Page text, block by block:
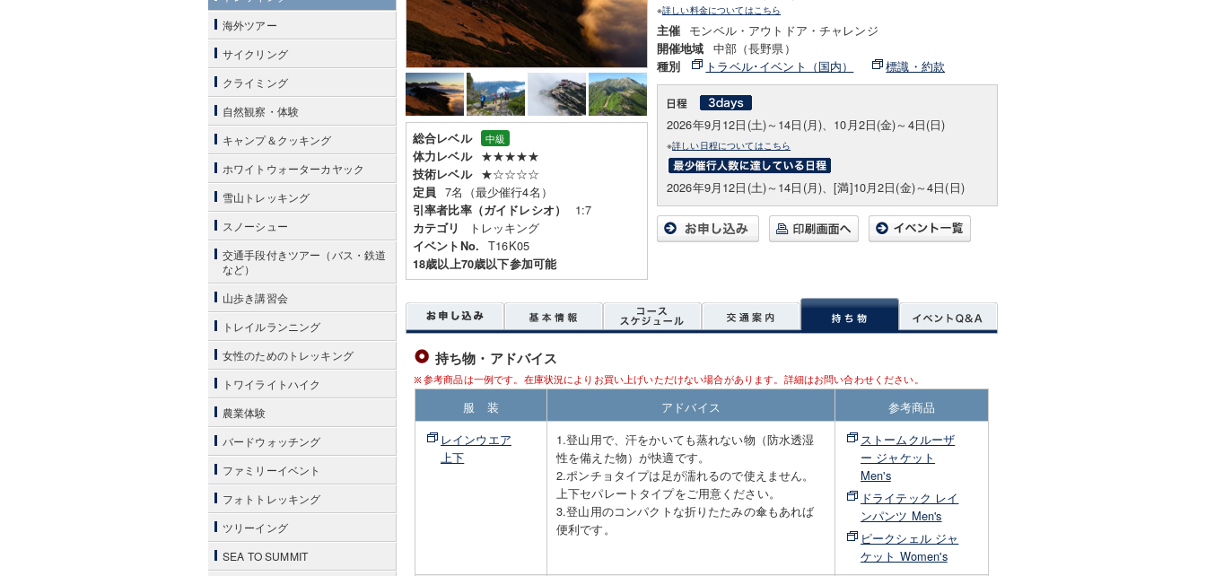
総合レベル 中級
体力レベル ★★★★★
技術レベル ★☆☆☆☆
定員 7名（最少催行4名）
引率者比率（ガイドレシオ） 1:7
カテゴリ トレッキング
イベントNo. T16K05
18歳以上70歳以下参加可能
※詳しい料金についてはこちら
主催 モンベル・アウトドア・チャレンジ
開催地域 中部（長野県）
種別 トラベル･イベント（国内） 標識・約款
2026年9月12日(土)～14日(月)、10月2日(金)～4日(日)
※詳しい日程についてはこちら
2026年9月12日(土)～14日(月)、[満]10月2日(金)～4日(日)
持ち物・アドバイス
参考商品は一例です。在庫状況によりお買い上げいただけない場合があります。詳細はお問い合わせください。
服 装 アドバイス
参考商品
レインウエア
上下
1.登山用で、汗をかいても蒸れない物（防水透湿
性を備えた物）が快適です。
2.ポンチョタイプは足が濡れるので使えません。
上下セパレートタイプをご用意ください。
3.登山用のコンパクトな折りたたみの傘もあれば
便利です。
ストームクルーザ
ー ジャケット
Men's
ドライテック レイ
ンパンツ Men's
ピークシェル ジャ
ケット Women's
海外ツアー
サイクリング
クライミング
自然観察・体験
キャンプ＆クッキング
ホワイトウォーターカヤック
雪山トレッキング
スノーシュー
交通手段付きツアー（バス・鉄道
など）
山歩き講習会
トレイルランニング
女性のためのトレッキング
トワイライトハイク
農業体験
バードウォッチング
ファミリーイベント
フォトトレッキング
ツリーイング
SEA TO SUMMIT